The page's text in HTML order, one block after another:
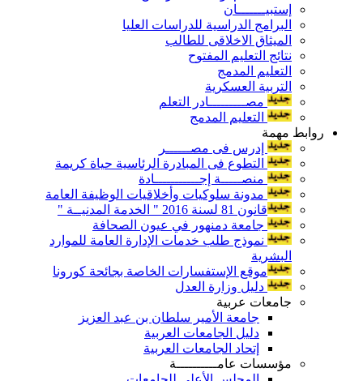
إستبيـــــــان
البرامج الدراسية للدراسات العليا
الميثاق الاخلاقى للطالب
نتائج التعليم المفتوح
التعليم المدمج
التربية العسكرية
مصـــــــــادر التعلم
التعليم المدمج
روابط مهمة
إدرس فى مصــــــر
التطوع فى المبادرة الرئاسية حياة كريمة
منصـــــة إجـــــــــــادة
مدونة سلوكيات وأخلاقيات الوظيفة العامة
قانون 81 لسنة 2016 " الخدمة المدنيــة "
جامعة دمنهور في عيون الصحافة
نموذج طلب خدمات الإدارة العامة للموارد
البشرية
موقع الإستفسارات الخاصة بجائحة كورونا
دليل وزارة العدل
جامعات عربية
جامعة الأمير سلطان بن عبد العزيز
دليل الجامعات العربية
إتحاد الجامعات العربية
مؤسسات عامــــــــــة